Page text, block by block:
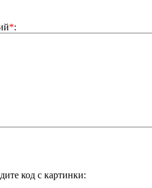
*:
код с картинки: